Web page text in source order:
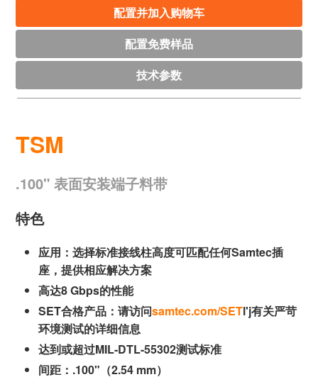
配置并加入购物车
配置免费样品
技术参数
TSM
.100" 表面安装端子料带
特色
应用：选择标准接线柱高度可匹配任何Samtec插
座，提供相应解决方案
高达8 Gbps的性能
SET合格产品：请访问samtec.com/SETl'j有关严苛
环境测试的详细信息
达到或超过MIL-DTL-55302测试标准
间距：.100"（2.54 mm）